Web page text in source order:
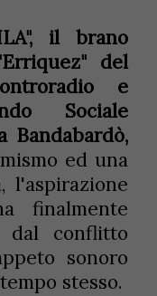
il brano
del
e
Sociale
Bandabardò,
ed una
l'aspirazione
finalmente
dal conflitto
sonoro
stesso.